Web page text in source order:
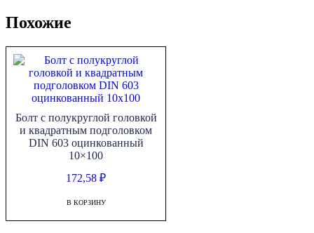
Похожие
Болт с полукруглой головкой
и квадратным подголовком
DIN 603 оцинкованный
10×100
172,58₽
В КОРЗИНУ